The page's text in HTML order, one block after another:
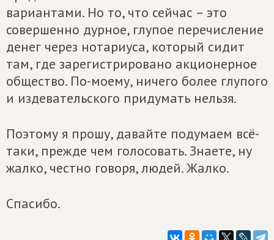
вариантами. Но то, что сейчас – это
совершенно дурное, глупое перечисление
денег через нотариуса, который сидит
там, где зарегистрировано акционерное
общество. По-моему, ничего более глупого
и издевательского придумать нельзя.
Поэтому я прошу, давайте подумаем всё-
таки, прежде чем голосовать. Знаете, ну
жалко, честно говоря, людей. Жалко.
Спасибо.